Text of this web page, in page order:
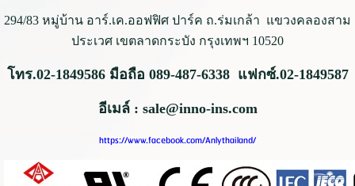
294/83 หมู่บ้าน อาร์.เค.ออฟฟิศ ปาร์ค ถ.ร่มเกล้า แขวงคลองสาม
ประเวศ เขตลาดกระบัง กรุงเทพฯ 10520
โทร.02-1849586 มือถือ 089-487-6338 แฟกซ์.02-1849587
อีเมล์ : sale@inno-ins.com
https://www.facebook.com/Anlythailand/